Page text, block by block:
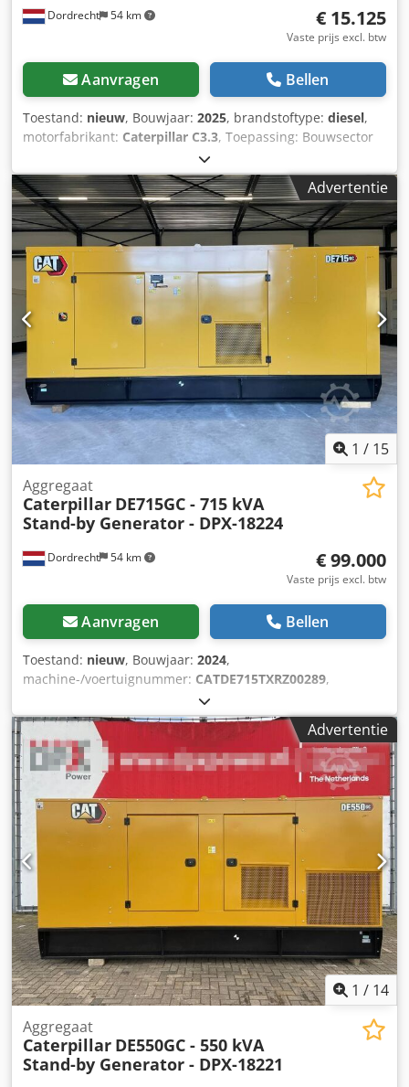
Dordrecht 54 km € 15.125
Vaste prijs excl. btw
Aanvragen Bellen
Toestand: nieuw, Bouwjaar: 2025, brandstoftype: diesel,
motorfabrikant: Caterpillar C3.3, Toepassing: Bouwsector
Leeggewicht: 889 kg Dodpfx Aey R I Htebmjck
Generatorvermogen: 50 kVA Laadruimafmetingen: 230 x 96
x 140 cm CE-markering: ja Watertankinhoud: 103 l Neem
contact op met Team DPX voor meer informatie. = Verdere
opties en accessoires = - Accu - Bedieningspaneel - Stalen
dak - Tankwagen
Advertentie
1 / 15
Dordrecht 54 km
Aggregaat
Caterpillar DE715GC - 715 kVA
Stand-by Generator - DPX-18224
€ 99.000
Vaste prijs excl. btw
Aanvragen Bellen
Toestand: nieuw, Bouwjaar: 2024,
machine-/voertuignummer: CATDE715TXRZ00289,
, motorfabrikant:
Toepassingsdoel: Bouw Leeggewicht: 4.832 kg
Generatorvermogen: 715 kVA Afmetingen laadruimte: 499 x
187 x 229 cm CE-markering: ja Watertankinhoud: 910 l
Productieland: CN Neem contact op met Team DPX voor
meer informatie. = Verdere opties en toebehoren =
Djdpexvk H Rsfx Abmock - Accu - Bedieningspaneel - Stalen
dak - Tankwagen
Advertentie
1 / 14
Aggregaat
Caterpillar DE550GC - 550 kVA
Stand-by Generator - DPX-18221